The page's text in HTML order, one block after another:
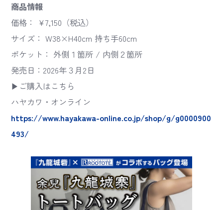
商品情報
価格： ￥7,150（税込）
サイズ： W38×H40cm 持ち手60cm
ポケット： 外側１箇所 / 内側２箇所
発売日：2026年３月2日
▶ご購入はこちら
ハヤカワ・オンライン
https://www.hayakawa-online.co.jp/shop/g/g0000900
493/